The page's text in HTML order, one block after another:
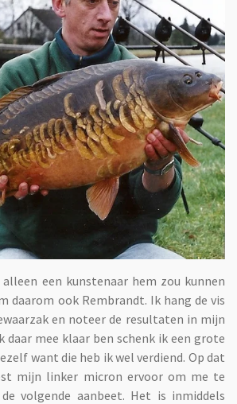
een kunstenaar hem zou kunnen
daarom ook Rembrandt. Ik hang de vis
en noteer de resultaten in mijn
daar mee klaar ben schenk ik een grote
want die heb ik wel verdiend. Op dat
mijn linker micron ervoor om me te
volgende aanbeet. Het is inmiddels